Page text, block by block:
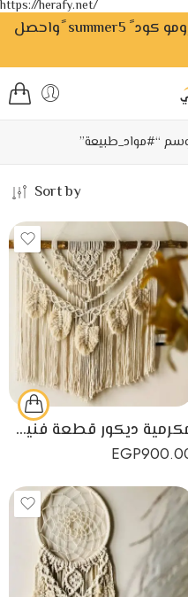
https://herafy.net/
بمناسبة فصل الصيف استخدم برومو كود ً summer5 ًواحصل
“#مواد_طبيعة”
Sort by
مكرمية ديكور قطعة فنية من نسيج قطني لديكور منزلي رائع وجذاب
EGP